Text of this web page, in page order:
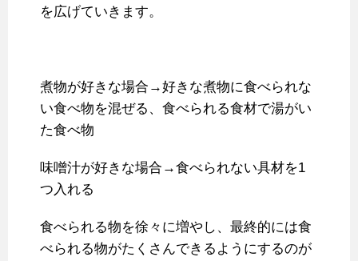
を広げていきます。
煮物が好きな場合→好きな煮物に食べられな
い食べ物を混ぜる、食べられる食材で湯がい
た食べ物
味噌汁が好きな場合→食べられない具材を1
つ入れる
食べられる物を徐々に増やし、最終的には食
べられる物がたくさんできるようにするのが